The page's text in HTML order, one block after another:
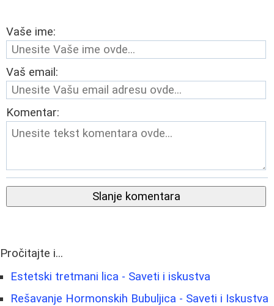
Vaše ime:
Vaš email:
Komentar:
Slanje komentara
Pročitajte i...
Estetski tretmani lica - Saveti i iskustva
Rešavanje Hormonskih Bubuljica - Saveti i Iskustva